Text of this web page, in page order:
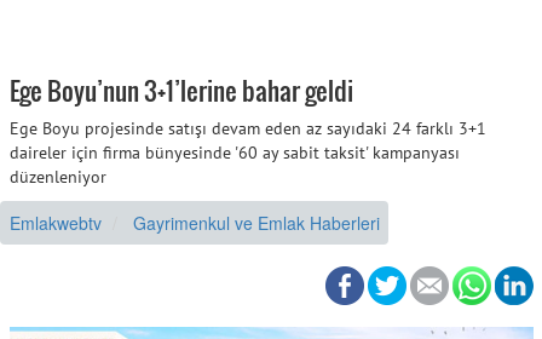
Ege Boyu’nun 3+1’lerine bahar geldi
Ege Boyu projesinde satışı devam eden az sayıdaki 24 farklı 3+1
daireler için firma bünyesinde '60 ay sabit taksit' kampanyası
düzenleniyor
Emlakwebtv Gayrimenkul ve Emlak Haberleri